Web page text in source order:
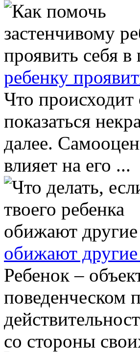
ребенку
Что
показаться
далее.
влияет на его ...
обижают другие
Ребенок –
поведенческом
со стороны